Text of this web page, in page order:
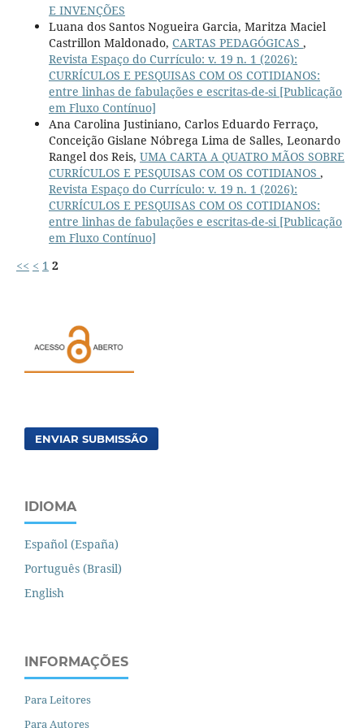
E INVENÇÕES
Luana dos Santos Nogueira Garcia, Maritza Maciel
Castrillon Maldonado, CARTAS PEDAGÓGICAS ,
Revista Espaço do Currículo: v. 19 n. 1 (2026):
CURRÍCULOS E PESQUISAS COM OS COTIDIANOS:
entre linhas de fabulações e escritas-de-si [Publicação
em Fluxo Contínuo]
Ana Carolina Justiniano, Carlos Eduardo Ferraço,
Conceição Gislane Nóbrega Lima de Salles, Leonardo
Rangel dos Reis, UMA CARTA A QUATRO MÃOS SOBRE
CURRÍCULOS E PESQUISAS COM OS COTIDIANOS ,
Revista Espaço do Currículo: v. 19 n. 1 (2026):
CURRÍCULOS E PESQUISAS COM OS COTIDIANOS:
entre linhas de fabulações e escritas-de-si [Publicação
em Fluxo Contínuo]
<< < 1 2
ENVIAR SUBMISSÃO
IDIOMA
Español (España)
Português (Brasil)
English
INFORMAÇÕES
Para Leitores
Para Autores